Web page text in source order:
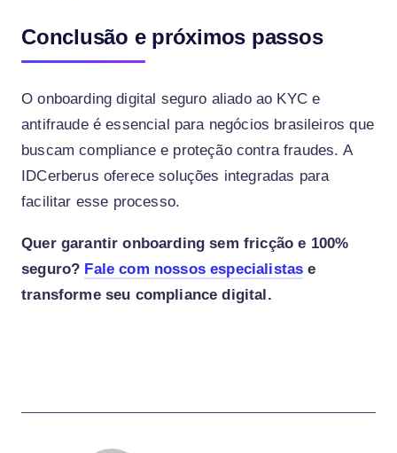
Conclusão e próximos passos
O onboarding digital seguro aliado ao KYC e
antifraude é essencial para negócios brasileiros que
buscam compliance e proteção contra fraudes. A
IDCerberus oferece soluções integradas para
facilitar esse processo.
Quer garantir onboarding sem fricção e 100%
seguro? Fale com nossos especialistas e
transforme seu compliance digital.